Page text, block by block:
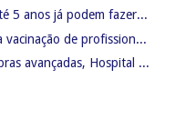
5 anos já podem fazer...
vacinação de profission...
avançadas, Hospital ...